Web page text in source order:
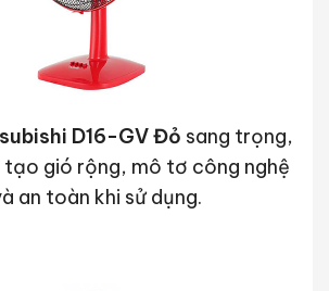
D16-GV Đỏ sang trọng,
gió rộng, mô tơ công nghệ
an toàn khi sử dụng.